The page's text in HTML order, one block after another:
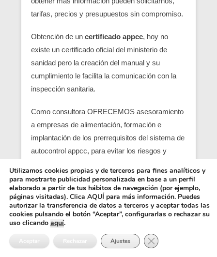
tarifas, precios y presupuestos sin compromiso.
Obtención de un certificado appcc, hoy no
existe un certificado oficial del ministerio de
sanidad pero la creación del manual y su
cumplimiento le facilita la comunicación con la
inspección sanitaria.
Como consultora OFRECEMOS asesoramiento
a empresas de alimentación, formación e
implantación de los prerrequisitos del sistema de
autocontrol appcc, para evitar los riesgos y
localizando en su empresa los pcc (puntos
críticos) y obtener un servicio con una correcta
seguridad alimentaria.
Entre los requisitos está el control y el análisis de
cada punto crítico, junto con el registro sanitario,
Utilizamos cookies propias y de terceros para fines analíticos y
para mostrarte publicidad personalizada en base a un perfil
elaborado a partir de tus hábitos de navegación (por ejemplo,
páginas visitadas). Clica AQUÍ para más información. Puedes
autorizar la transferencia de datos a terceros y aceptar todas las
cookies pulsando el botón “Aceptar”, configurarlas o rechazar su
uso clicando aquí.
Aceptar Rechazar Ajustes Cerrar el banner de